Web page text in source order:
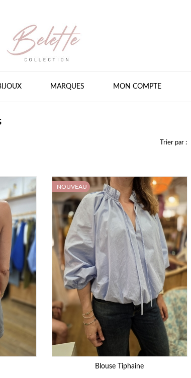
MARQUES MON COMPTE
Trier par :
Blouse Tiphaine
NOUVEAU